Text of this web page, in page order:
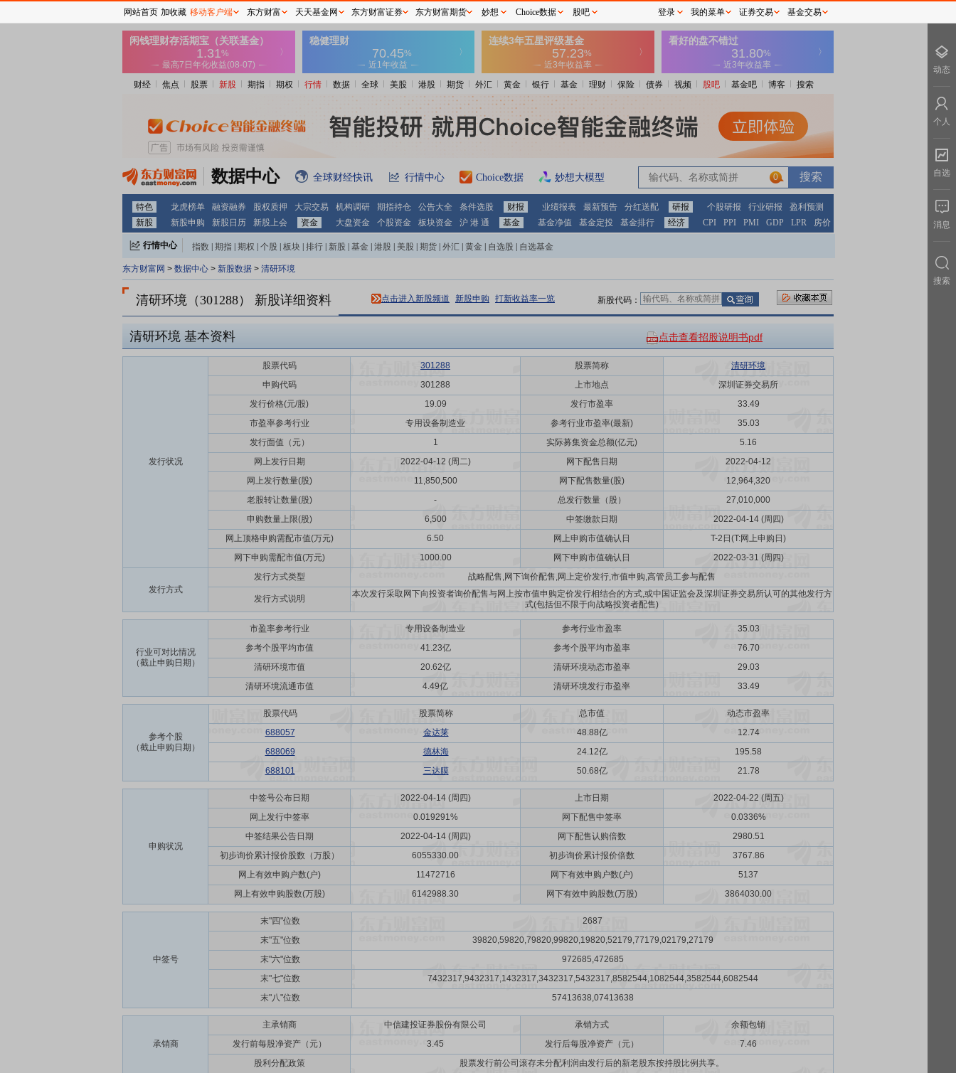
财经 焦点 股票 新股 期指 期权 行情 数据 全球 美股 港股 期货 外汇 黄金 银行 基金 理财 保险 债券 视频 股吧 基金吧 博客 搜索
数据中心 全球财经快讯 行情中心 Choice数据 妙想大模型 0
特色 龙虎榜单 融资融券 股权质押 大宗交易 机构调研 期指持仓 公告大全 条件选股 财报 业绩报表 最新预告 分红送配 研报 个股研报 行业研报
盈利预测
新股
新股申购 新股日历 新股上会 资金 大盘资金 个股资金 板块资金 沪 港 通 基金 基金净值 基金定投 基金排行 经济 CPI PPI PMI GDP LPR 房价
行情中心 指数 期指 期权 个股 板块 排行 新股 基金 港股 美股 期货 外汇 黄金 自选股 自选基金
东方财富网 > 数据中心 > 新股数据 > 清研环境
清研环境（301288） 新股详细资料 新股代码：
点击进入新股频道 新股申购 打新收益率一览
清研环境 基本资料 点击查看招股说明书pdf
发行状况
股票代码 301288 股票简称
清研环境
申购代码
301288 上市地点
深圳证券交易所
发行价格(元/股)
19.09 发行市盈率
33.49
市盈率参考行业
专用设备制造业 参考行业市盈率(最新)
35.03
发行面值（元）
1 实际募集资金总额(亿元)
5.16
网上发行日期
2022-04-12 (周二) 网下配售日期
2022-04-12
网上发行数量(股)
11,850,500 网下配售数量(股)
12,964,320
老股转让数量(股)
- 总发行数量（股）
27,010,000
申购数量上限(股)
6,500 中签缴款日期
2022-04-14 (周四)
网上顶格申购需配市值(万元)
6.50 网上申购市值确认日
T-2日(T:网上申购日)
网下申购需配市值(万元)
1000.00 网下申购市值确认日 2022-03-31 (周四)
发行方式
发行方式类型 战略配售,网下询价配售,网上定价发行,市值申购,高管员工参与配售
发行方式说明
本次发行采取网下向投资者询价配售与网上按市值申购定价发行相结合的方式,或中国证监会及深圳证券交易所认可的其他发行方
式(包括但不限于向战略投资者配售)
行业可对比情况
（截止申购日期）
市盈率参考行业 专用设备制造业 参考行业市盈率
35.03
参考个股平均市值
41.23亿 参考个股平均市盈率
76.70
清研环境市值
20.62亿 清研环境动态市盈率
29.03
清研环境流通市值
4.49亿 清研环境发行市盈率 33.49
参考个股
（截止申购日期）
股票代码 股票简称 总市值
动态市盈率
688057
金达莱 48.88亿
12.74
688069
德林海 24.12亿
195.58
688101
三达膜 50.68亿 21.78
申购状况
中签号公布日期 2022-04-14 (周四) 上市日期
2022-04-22 (周五)
网上发行中签率
0.019291% 网下配售中签率
0.0336%
中签结果公告日期
2022-04-14 (周四) 网下配售认购倍数
2980.51
初步询价累计报价股数（万股）
6055330.00 初步询价累计报价倍数
3767.86
网上有效申购户数(户)
11472716 网下有效申购户数(户)
5137
网上有效申购股数(万股)
6142988.30 网下有效申购股数(万股) 3864030.00
中签号
末"四"位数
2687
末"五"位数
39820,59820,79820,99820,19820,52179,77179,02179,27179
末"六"位数
972685,472685
末"七"位数
7432317,9432317,1432317,3432317,5432317,8582544,1082544,3582544,6082544
末"八"位数
57413638,07413638
承销商
主承销商 中信建投证券股份有限公司 承销方式
余额包销
发行前每股净资产（元）
3.45 发行后每股净资产（元）
7.46
股利分配政策
股票发行前公司滚存未分配利润由发行后的新老股东按持股比例共享。
网站首页 加收藏 移动客户端 东方财富 天天基金网 东方财富证券 东方财富期货 妙想 Choice数据 股吧 登录 我的菜单 证券交易 基金交易
动态
个人
自选
消息
搜索